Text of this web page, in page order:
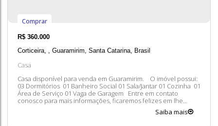
Casa
R$ 360.000
Corticeira
Guaramirim Santa Catarina Brasil
Casa disponível para venda em Guaramirim. O imóvel possui:
03 Dormitórios 01 Banheiro Social 01 Sala/Jantar 01 Cozinha 01
Área de Serviço 01 Vaga de Garagem Entre em contato
conosco para mais informações, ficaremos felizes em lhe
Comprar
Saiba mais